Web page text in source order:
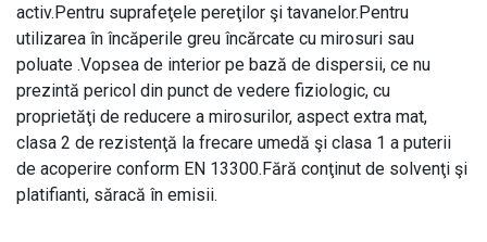
activ.Pentru suprafeţele pereţilor şi tavanelor.Pentru
utilizarea în încăperile greu încărcate cu mirosuri sau
poluate .Vopsea de interior pe bază de dispersii, ce nu
prezintă pericol din punct de vedere fiziologic, cu
proprietăţi de reducere a mirosurilor, aspect extra mat,
clasa 2 de rezistenţă la frecare umedă şi clasa 1 a puterii
de acoperire conform EN 13300.Fără conţinut de solvenţi şi
platifianti, săracă în emisii.